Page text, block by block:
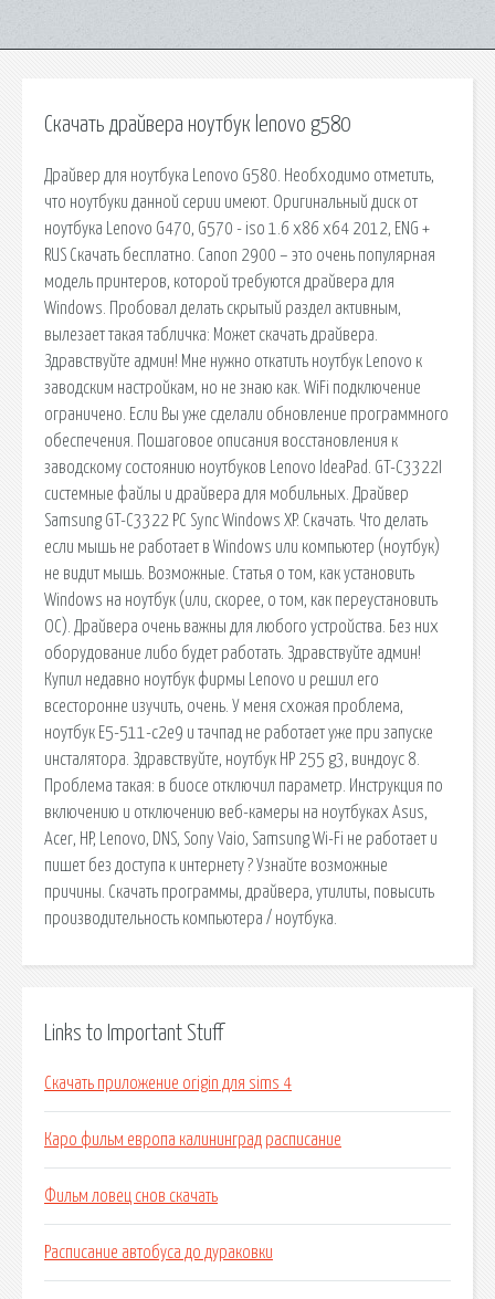
Скачать драйвера ноутбук lenovo g580
Драйвер для ноутбука Lenovo G580. Необходимо отметить,
что ноутбуки данной серии имеют. Оригинальный диск от
ноутбука Lenovo G470, G570 - iso 1.6 x86 x64 2012, ENG +
RUS Скачать бесплатно. Canon 2900 – это очень популярная
модель принтеров, которой требуются драйвера для
Windows. Пробовал делать скрытый раздел активным,
вылезает такая табличка: Может скачать драйвера.
Здравствуйте админ! Мне нужно откатить ноутбук Lenovo к
заводским настройкам, но не знаю как. WiFi подключение
ограничено. Если Вы уже сделали обновление программного
обеспечения. Пошаговое описания восстановления к
заводскому состоянию ноутбуков Lenovo IdeaPad. GT-C3322I
системные файлы и драйвера для мобильных. Драйвер
Samsung GT-C3322 PC Sync Windows XP. Скачать. Что делать
если мышь не работает в Windows или компьютер (ноутбук)
не видит мышь. Возможные. Статья о том, как установить
Windows на ноутбук (или, скорее, о том, как переустановить
ОС). Драйвера очень важны для любого устройства. Без них
оборудование либо будет работать. Здравствуйте админ!
Купил недавно ноутбук фирмы Lenovo и решил его
всесторонне изучить, очень. У меня схожая проблема,
ноутбук Е5-511-с2е9 и тачпад не работает уже при запуске
инсталятора. Здравствуйте, ноутбук HP 255 g3, виндоус 8.
Проблема такая: в биосе отключил параметр. Инструкция по
включению и отключению веб-камеры на ноутбуках Аsus,
Acer, HP, Lenovo, DNS, Sony Vaio, Samsung Wi-Fi не работает и
пишет без доступа к интернету ? Узнайте возможные
причины. Скачать программы, драйвера, утилиты, повысить
производительность компьютера / ноутбука.
Links to Important Stuff
Скачать приложение origin для sims 4
Каро фильм европа калининград расписание
Фильм ловец снов скачать
Расписание автобуса до дураковки